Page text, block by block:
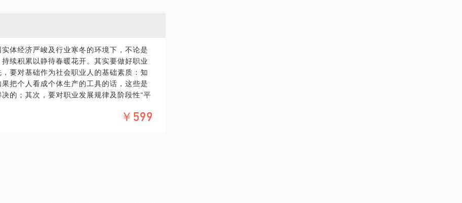
体经济严峻及行业寒冬的环境下，不论是
续积累以静待春暖花开。其实要做好职业
要对基础作为社会职业人的基础素质：知
把个人看成个体生产的工具的话，这些是
的；其次，要对职业发展规律及阶段性“平
出可能的职业道路；最后，当然是重点需
无比畅快轻松。
￥599